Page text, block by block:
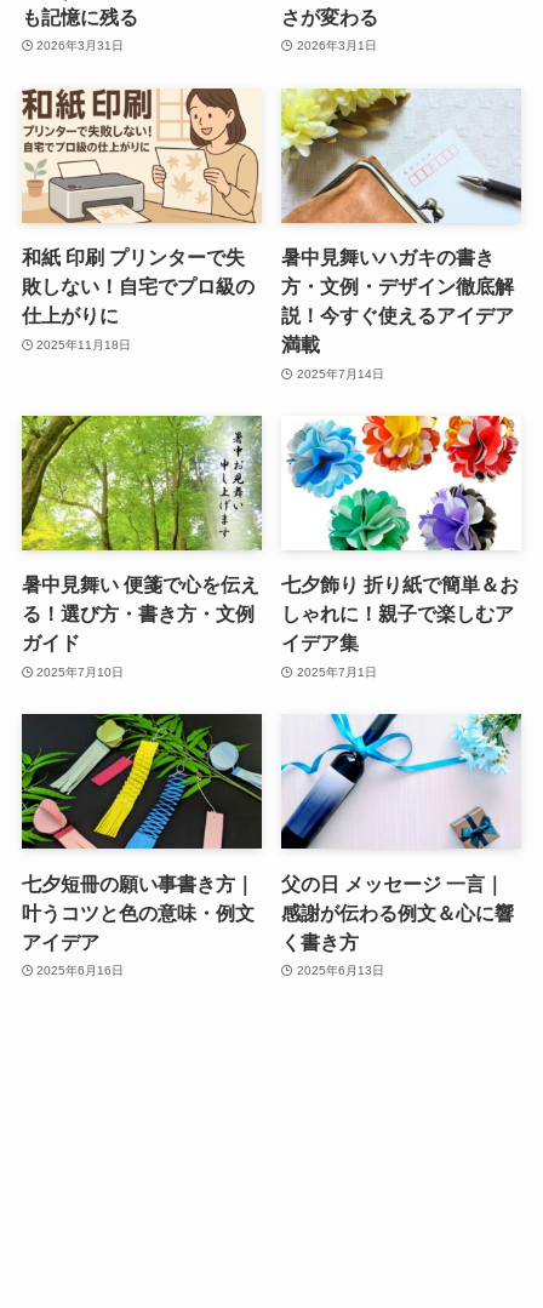
も記憶に残る
2026年3月31日
さが変わる
2026年3月1日
和紙 印刷 プリンターで失
敗しない！自宅でプロ級の
仕上がりに
2025年11月18日
暑中見舞いハガキの書き
方・文例・デザイン徹底解
説！今すぐ使えるアイデア
満載
2025年7月14日
暑中見舞い 便箋で心を伝え
る！選び方・書き方・文例
ガイド
2025年7月10日
七夕飾り 折り紙で簡単＆お
しゃれに！親子で楽しむア
イデア集
2025年7月1日
七夕短冊の願い事書き方｜
叶うコツと色の意味・例文
アイデア
2025年6月16日
父の日 メッセージ 一言｜
感謝が伝わる例文＆心に響
く書き方
2025年6月13日